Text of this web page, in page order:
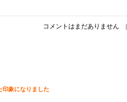
コメントはまだありません |
象になりました